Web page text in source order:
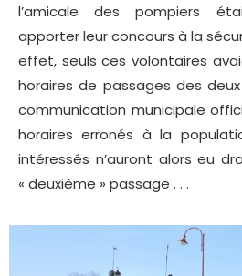
l’amicale des pompiers
apporter leur concours à la
effet, seuls ces volontaires
horaires de passages des
communication municipale
horaires erronés à la
intéressés n’auront alors eu
« deuxième » passage . . .